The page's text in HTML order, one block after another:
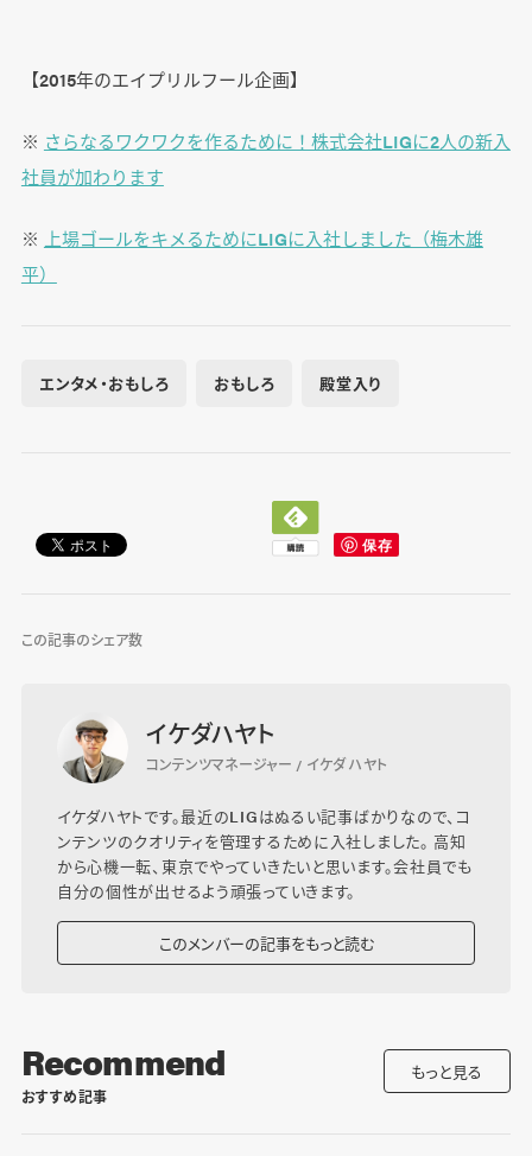
【2015年のエイプリルフール企画】
※ さらなるワクワクを作るために！株式会社LIGに2人の新入
社員が加わります
※ 上場ゴールをキメるためにLIGに入社しました（梅木雄
平）
エンタメ・おもしろ おもしろ 殿堂入り
この記事のシェア数
イケダハヤト
コンテンツマネージャー / イケダ ハヤト
イケダハヤトです。最近のLIGはぬるい記事ばかりなので、コ
ンテンツのクオリティを管理するために入社しました。 高知
から心機一転、東京でやっていきたいと思います。会社員でも
自分の個性が出せるよう頑張っていきます。
このメンバーの記事をもっと読む
Recommend
おすすめ記事
もっと見る